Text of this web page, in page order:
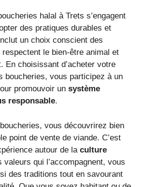
halal à Trets s’engagent
des pratiques durables et
un choix conscient des
le bien-être animal et
En choisissant d’acheter votre
boucheries, vous participez à un
promouvoir un système
responsable.
vous découvrirez bien
point de vente de viande. C’est
autour de la culture
valeurs qui l’accompagnent, vous
des traditions tout en savourant